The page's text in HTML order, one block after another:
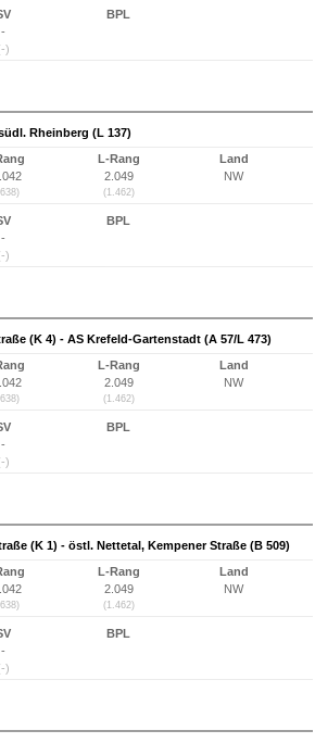
-
)
BPL
Rheinberg (L 137)
L-Rang
2.049
(1.462)
Land
NW
-
)
BPL
(K 4) - AS Krefeld-Gartenstadt (A 57/L 473)
L-Rang
2.049
(1.462)
Land
NW
-
)
BPL
(K 1) - östl. Nettetal, Kempener Straße (B 509)
L-Rang
2.049
(1.462)
Land
NW
-
)
BPL